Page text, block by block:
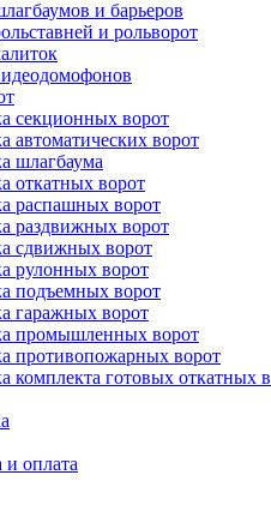
и барьеров
и рольворот
секционных ворот
автоматических ворот
шлагбаума
откатных ворот
распашных ворот
раздвижных ворот
сдвижных ворот
рулонных ворот
подъемных ворот
гаражных ворот
промышленных ворот
противопожарных ворот
комплекта готовых откатных
и оплата